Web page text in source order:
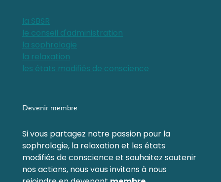
la SBSR
le conseil d'administration
la sophrologie
la relaxation
les états modifiés de conscience
Devenir membre
Si vous partagez notre passion pour la
sophrologie, la relaxation et les états
modifiés de conscience et souhaitez soutenir
nos actions, nous vous invitons à nous